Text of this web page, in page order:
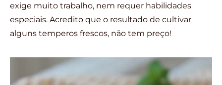
exige muito trabalho, nem requer habilidades
especiais. Acredito que o resultado de cultivar
alguns temperos frescos, não tem preço!